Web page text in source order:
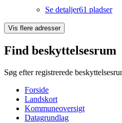
Se detaljer61 pladser
Vis flere adresser
Find beskyttelsesrum
Søg efter registrerede
Forside
Landskort
Kommuneoversigt
Datagrundlag